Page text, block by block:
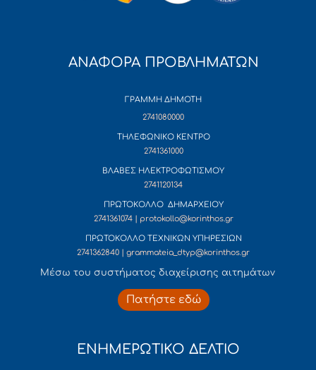
ΑΝΑΦΟΡΑ ΠΡΟΒΛΗΜΑΤΩΝ
ΓΡΑΜΜΗ ΔΗΜΟΤΗ
2741080000
ΤΗΛΕΦΩΝΙΚΟ ΚΕΝΤΡΟ
2741361000
ΒΛΑΒΕΣ ΗΛΕΚΤΡΟΦΩΤΙΣΜΟΥ
2741120134
ΠΡΩΤΟΚΟΛΛΟ ΔΗΜΑΡΧΕΙΟΥ
2741361074 | protokollo@korinthos.gr
ΠΡΩΤΟΚΟΛΛΟ ΤΕΧΝΙΚΩΝ ΥΠΗΡΕΣΙΩΝ
2741362840 | grammateia_dtyp@korinthos.gr
Mέσω του συστήματος διαχείρισης αιτημάτων
Πατήστε εδώ
ΕΝΗΜΕΡΩΤΙΚΟ ΔΕΛΤΙΟ